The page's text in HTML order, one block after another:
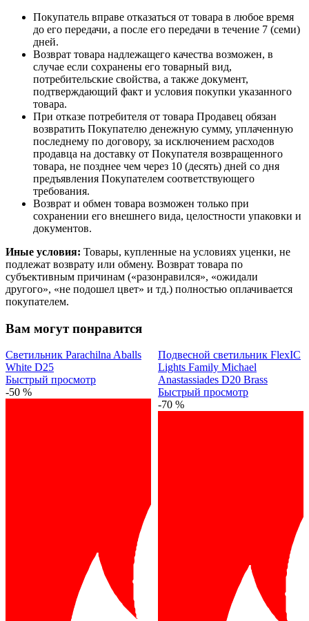
Покупатель вправе отказаться от товара в любое время
до его передачи, а после его передачи в течение 7 (семи)
дней.
Возврат товара надлежащего качества возможен, в
случае если сохранены его товарный вид,
потребительские свойства, а также документ,
подтверждающий факт и условия покупки указанного
товара.
При отказе потребителя от товара Продавец обязан
возвратить Покупателю денежную сумму, уплаченную
последнему по договору, за исключением расходов
продавца на доставку от Покупателя возвращенного
товара, не позднее чем через 10 (десять) дней со дня
предъявления Покупателем соответствующего
требования.
Возврат и обмен товара возможен только при
сохранении его внешнего вида, целостности упаковки и
документов.
Иные условия: Товары, купленные на условиях уценки, не
подлежат возврату или обмену. Возврат товара по
субъективным причинам («разонравился», «ожидали
другого», «не подошел цвет» и тд.) полностью оплачивается
покупателем.
Вам могут понравится
Светильник Parachilna Aballs
White D25
Быстрый просмотр
-50 %
Подвесной светильник FlexIC
Lights Family Michael
Anastassiades D20 Brass
Быстрый просмотр
-70 %